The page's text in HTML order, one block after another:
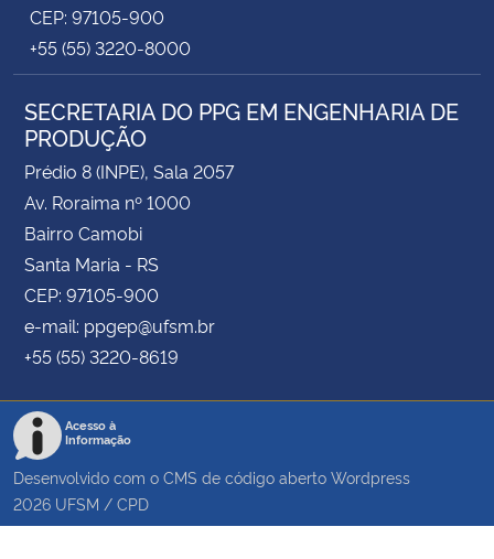
CEP: 97105-900
+55 (55) 3220-8000
SECRETARIA DO PPG EM ENGENHARIA DE
PRODUÇÃO
Prédio 8 (INPE), Sala 2057
Av. Roraima nº 1000
Bairro Camobi
Santa Maria - RS
CEP: 97105-900
e-mail: ppgep@ufsm.br
+55 (55) 3220-8619
Acesso à
Informação
Desenvolvido com o CMS de código aberto Wordpress
2026 UFSM / CPD